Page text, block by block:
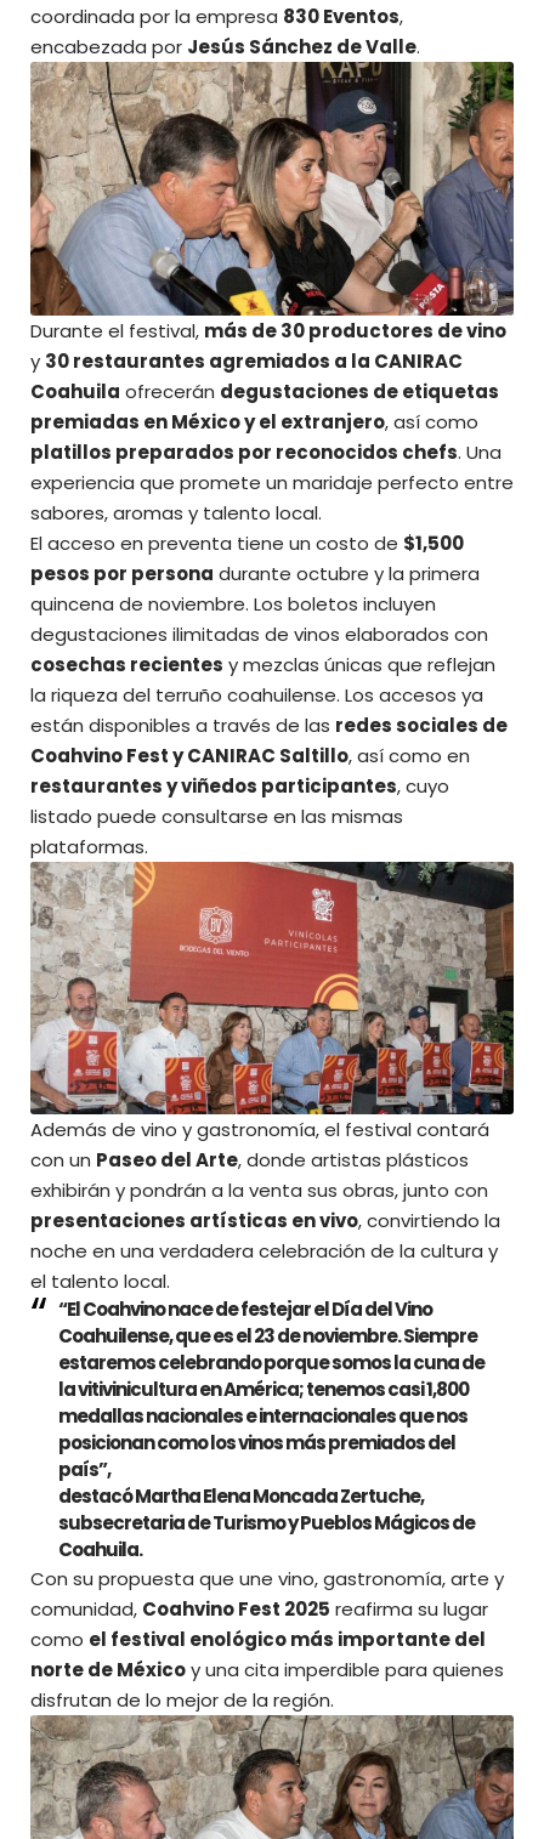
coordinada por la empresa 830 Eventos,
encabezada por Jesús Sánchez de Valle.
Durante el festival, más de 30 productores de vino
y 30 restaurantes agremiados a la CANIRAC
Coahuila ofrecerán degustaciones de etiquetas
premiadas en México y el extranjero, así como
platillos preparados por reconocidos chefs. Una
experiencia que promete un maridaje perfecto entre
sabores, aromas y talento local.
El acceso en preventa tiene un costo de $1,500
pesos por persona durante octubre y la primera
quincena de noviembre. Los boletos incluyen
degustaciones ilimitadas de vinos elaborados con
cosechas recientes y mezclas únicas que reflejan
la riqueza del terruño coahuilense. Los accesos ya
están disponibles a través de las redes sociales de
Coahvino Fest y CANIRAC Saltillo, así como en
restaurantes y viñedos participantes, cuyo
listado puede consultarse en las mismas
plataformas.
Además de vino y gastronomía, el festival contará
con un Paseo del Arte, donde artistas plásticos
exhibirán y pondrán a la venta sus obras, junto con
presentaciones artísticas en vivo, convirtiendo la
noche en una verdadera celebración de la cultura y
el talento local.
“El Coahvino nace de festejar el Día del Vino
Coahuilense, que es el 23 de noviembre. Siempre
estaremos celebrando porque somos la cuna de
la vitivinicultura en América; tenemos casi 1,800
medallas nacionales e internacionales que nos
posicionan como los vinos más premiados del
país”,
destacóMartha Elena Moncada Zertuche,
subsecretaria de Turismo y Pueblos Mágicos de
Coahuila.
Con su propuesta que une vino, gastronomía, arte y
comunidad, Coahvino Fest 2025 reafirma su lugar
como el festival enológico más importante del
norte de Méxicoy una cita imperdible para quienes
disfrutan de lo mejor de la región.